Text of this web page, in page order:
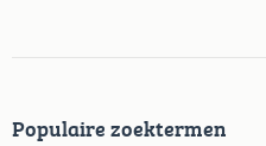
Populaire zoektermen